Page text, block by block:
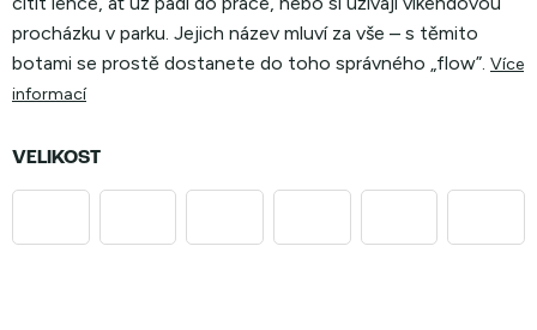
procházku v parku. Jejich název mluví za vše – s těmito
botami se prostě dostanete do toho správného „flow”. Více
informací
VELIKOST